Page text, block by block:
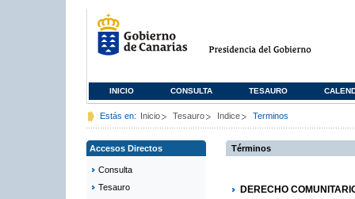
INICIO CONSULTA TESAURO
Estás en: Inicio Tesauro Indice Terminos
Accesos Directos
Consulta
Tesauro
Términos
DERECHO